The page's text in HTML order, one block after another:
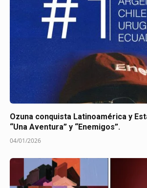
Ozuna conquista Latinoamérica y
“Una Aventura” y “Enemigos”.
04/01/2026